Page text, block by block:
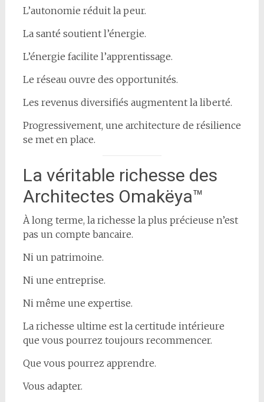
L’autonomie réduit la peur.
La santé soutient l’énergie.
L’énergie facilite l’apprentissage.
Le réseau ouvre des opportunités.
Les revenus diversifiés augmentent la liberté.
Progressivement, une architecture de résilience
se met en place.
La véritable richesse des
Architectes Omakëya™
À long terme, la richesse la plus précieuse n’est
pas un compte bancaire.
Ni un patrimoine.
Ni une entreprise.
Ni même une expertise.
La richesse ultime est la certitude intérieure
que vous pourrez toujours recommencer.
Que vous pourrez apprendre.
Vous adapter.